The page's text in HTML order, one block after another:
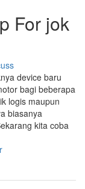
For jok
device baru
bagi beberapa
logis maupun
biasanya
kita coba